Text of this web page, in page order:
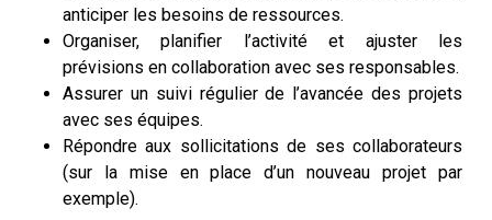
anticiper les besoins de ressources.
Organiser, planifier l’activité et ajuster les
prévisions en collaboration avec ses responsables.
Assurer un suivi régulier de l’avancée des projets
avec ses équipes.
Répondre aux sollicitations de ses collaborateurs
(sur la mise en place d’un nouveau projet par
exemple).